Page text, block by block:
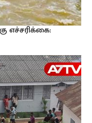
எச்சரிக்கை: